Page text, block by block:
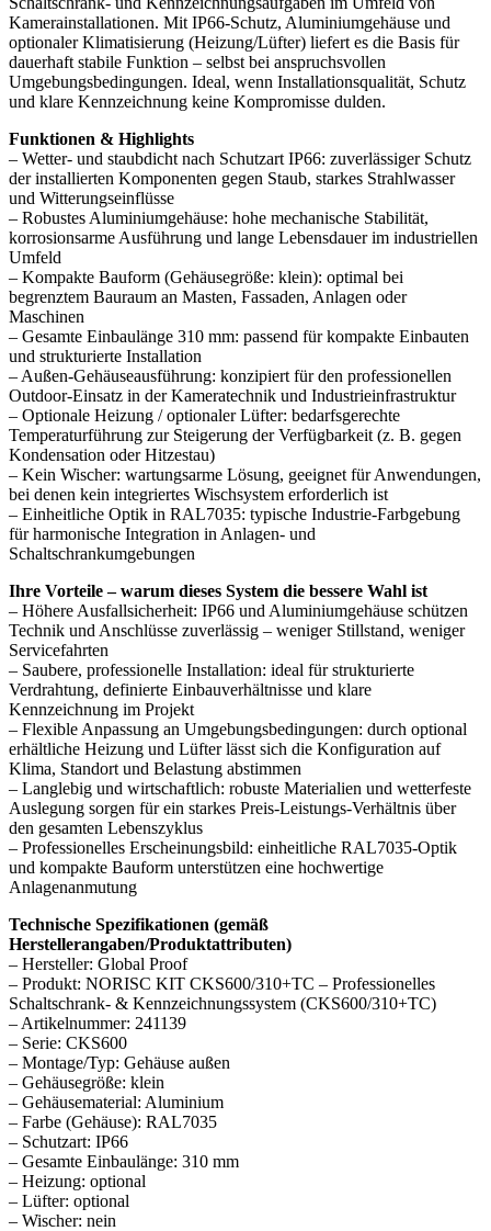
Kamerainstallationen. Mit IP66-Schutz, Aluminiumgehäuse und
optionaler Klimatisierung (Heizung/Lüfter) liefert es die Basis für
dauerhaft stabile Funktion – selbst bei anspruchsvollen
Umgebungsbedingungen. Ideal, wenn Installationsqualität, Schutz
und klare Kennzeichnung keine Kompromisse dulden.
Funktionen & Highlights
– Wetter- und staubdicht nach Schutzart IP66: zuverlässiger Schutz
der installierten Komponenten gegen Staub, starkes Strahlwasser
und Witterungseinflüsse
– Robustes Aluminiumgehäuse: hohe mechanische Stabilität,
korrosionsarme Ausführung und lange Lebensdauer im industriellen
Umfeld
– Kompakte Bauform (Gehäusegröße: klein): optimal bei
begrenztem Bauraum an Masten, Fassaden, Anlagen oder
Maschinen
– Gesamte Einbaulänge 310 mm: passend für kompakte Einbauten
und strukturierte Installation
– Außen-Gehäuseausführung: konzipiert für den professionellen
Outdoor-Einsatz in der Kameratechnik und Industrieinfrastruktur
– Optionale Heizung / optionaler Lüfter: bedarfsgerechte
Temperaturführung zur Steigerung der Verfügbarkeit (z. B. gegen
Kondensation oder Hitzestau)
– Kein Wischer: wartungsarme Lösung, geeignet für Anwendungen,
bei denen kein integriertes Wischsystem erforderlich ist
– Einheitliche Optik in RAL7035: typische Industrie-Farbgebung
für harmonische Integration in Anlagen- und
Schaltschrankumgebungen
Ihre Vorteile – warum dieses System die bessere Wahl ist
– Höhere Ausfallsicherheit: IP66 und Aluminiumgehäuse schützen
Technik und Anschlüsse zuverlässig – weniger Stillstand, weniger
Servicefahrten
– Saubere, professionelle Installation: ideal für strukturierte
Verdrahtung, definierte Einbauverhältnisse und klare
Kennzeichnung im Projekt
– Flexible Anpassung an Umgebungsbedingungen: durch optional
erhältliche Heizung und Lüfter lässt sich die Konfiguration auf
Klima, Standort und Belastung abstimmen
– Langlebig und wirtschaftlich: robuste Materialien und wetterfeste
Auslegung sorgen für ein starkes Preis-Leistungs-Verhältnis über
den gesamten Lebenszyklus
– Professionelles Erscheinungsbild: einheitliche RAL7035-Optik
und kompakte Bauform unterstützen eine hochwertige
Anlagenanmutung
Technische Spezifikationen (gemäß
Herstellerangaben/Produktattributen)
– Hersteller: Global Proof
– Produkt: NORISC KIT CKS600/310+TC – Professionelles
Schaltschrank- & Kennzeichnungssystem (CKS600/310+TC)
– Artikelnummer: 241139
– Serie: CKS600
– Montage/Typ: Gehäuse außen
– Gehäusegröße: klein
– Gehäusematerial: Aluminium
– Farbe (Gehäuse): RAL7035
– Schutzart: IP66
– Gesamte Einbaulänge: 310 mm
– Heizung: optional
– Lüfter: optional
– Wischer: nein